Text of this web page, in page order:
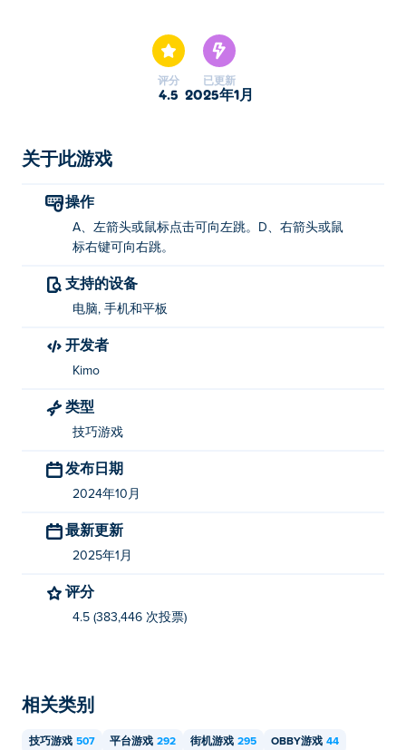
通往终点线的路上，你需要跳跃绕过危险的障碍物，躲避
尖刺和锯片。有 49 个不同的关卡供你征服，你的旅程伴
随着动听的背景音乐。每隔几个关卡，主题就会发生变
我该如何玩“仅跳跃”？
向左跳跃：A、左箭头键或鼠标左键。
向右跳跃：D、右箭头键或鼠标右键。
谁创建了 Jump Only？
Jump Only 由 Kimo 制作。这是他们在 Poki 上的第一款
游戏！
您可以在Poki 上免费玩 Jump Only。
我可以在移动设备和桌面上玩“Jump Only”吗？
备上播放。
评分
4.5
已更新
2025年1月
关于此游戏
操作
A、左箭头或鼠标点击可向左跳。D、右箭头或鼠
标右键可向右跳。
支持的设备
电脑, 手机和平板
开发者
Kimo
类型
技巧游戏
发布日期
2024年10月
最新更新
2025年1月
评分
4.5 (383,446 次投票)
相关类别
技巧游戏 507 平台游戏 292 街机游戏 295 OBBY游戏 44